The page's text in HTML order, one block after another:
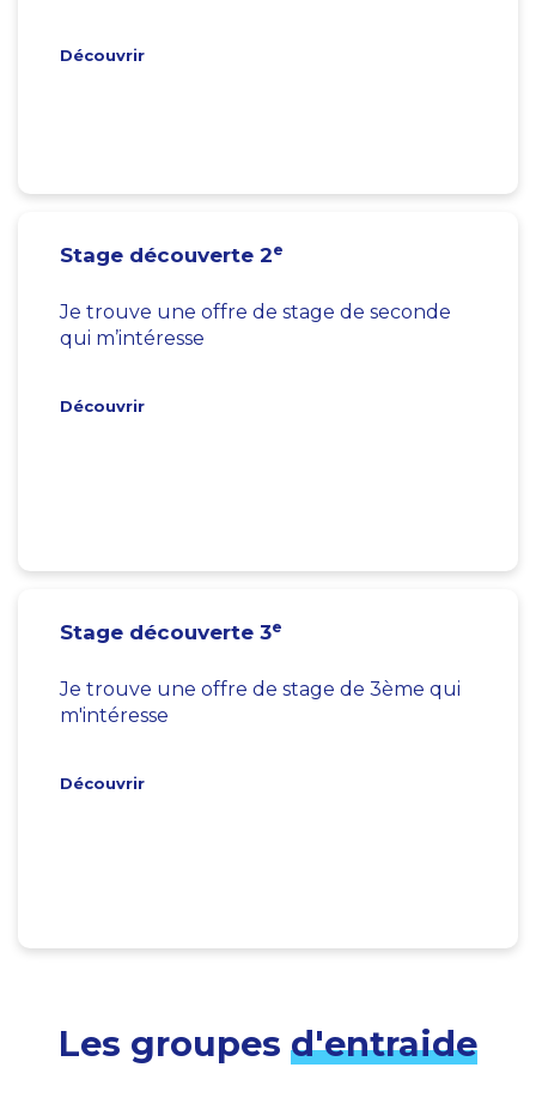
Découvrir
Stage découverte 2e
Je trouve une offre de stage de seconde
qui m’intéresse
Découvrir
Stage découverte 3e
Je trouve une offre de stage de 3ème qui
m'intéresse
Découvrir
Les groupes d'entraide